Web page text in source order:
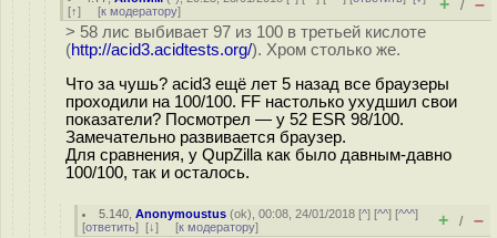
[↑] [к модератору] + / –
> 58 лис выбивает 97 из 100 в третьей кислоте
(http://acid3.acidtests.org/). Хром столько же.
Что за чушь? acid3 ещё лет 5 назад все браузеры
проходили на 100/100. FF настолько ухудшил свои
показатели? Посмотрел — у 52 ESR 98/100.
Замечательно развивается браузер.
Для сравнения, у QupZilla как было давным-давно
100/100, так и осталось.
5.140 ,Anonymoustus (ok), 00:08, 24/01/2018 [^] [^^] [^^^]
[ответить] [↓] [к модератору] + / –